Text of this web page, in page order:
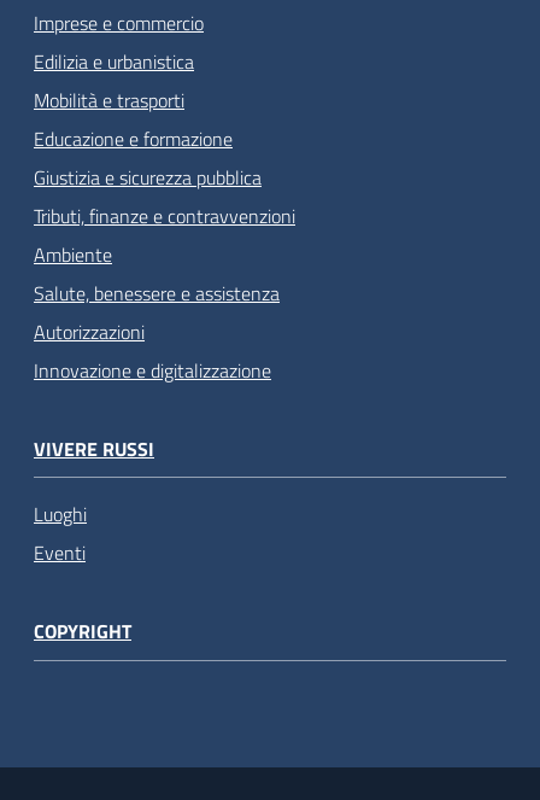
Imprese e commercio
Edilizia e urbanistica
Mobilità e trasporti
Educazione e formazione
Giustizia e sicurezza pubblica
Tributi, finanze e contravvenzioni
Ambiente
Salute, benessere e assistenza
Autorizzazioni
Innovazione e digitalizzazione
VIVERE RUSSI
Luoghi
Eventi
COPYRIGHT